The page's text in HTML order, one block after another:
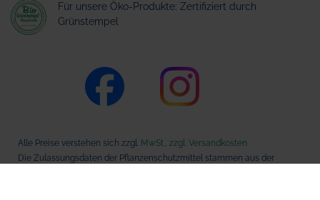
Für unsere Öko-Produkte: Zertifiziert durch
Grünstempel
Alle Preise verstehen sich zzgl. MwSt., zzgl. Versandkosten
Die Zulassungsdaten der Pflanzenschutzmittel stammen aus der